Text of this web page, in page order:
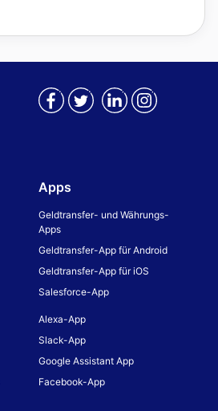
Apps
Geldtransfer- und Währungs-
Apps
Geldtransfer-App für Android
Geldtransfer-App für iOS
Salesforce-App
Alexa-App
Slack-App
Google Assistant App
Facebook-App